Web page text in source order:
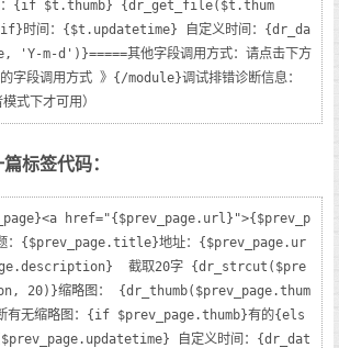
图：{if $t.thumb} {dr_get_file($t.thum
时间：{$t.updatetime} 自定义时间：{dr_da
m-d')}=====其他字段调用方式：请点击下方
的字段调用方式 》{/module}调试排错诊断信息：
式下才可用）
标签代码：
href="{$prev_page.url}">{$prev_p
{$prev_page.title}地址：{$prev_page.ur
截取20字 {dr_strcut($pre
20)}缩略图： {dr_thumb($prev_page.thum
有无缩略图：{if $prev_page.thumb}有的{els
自定义时间：{dr_dat